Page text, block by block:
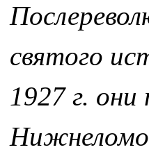
святого
1927 г.